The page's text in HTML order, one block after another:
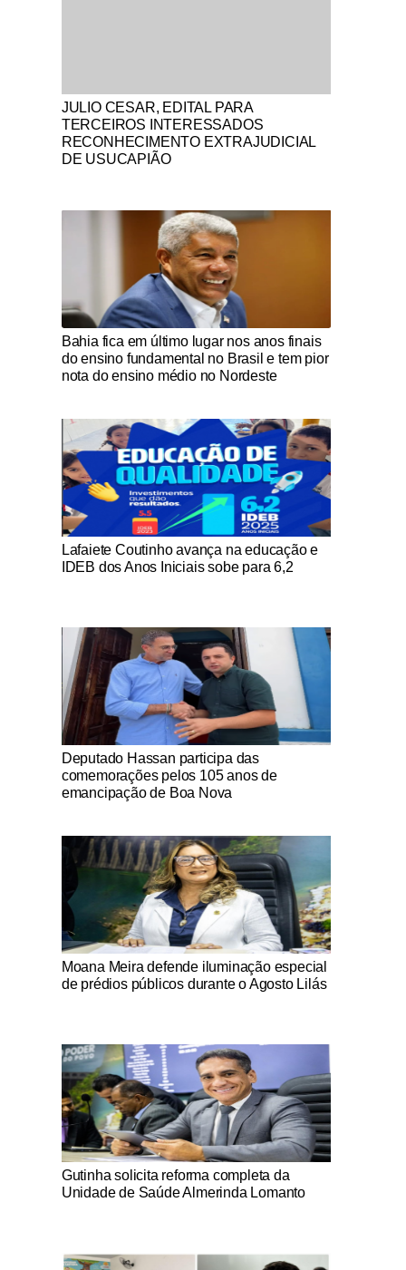
Notícias Católicas
JULIO CESAR, EDITAL PARA
TERCEIROS INTERESSADOS
RECONHECIMENTO EXTRAJUDICIAL
DE USUCAPIÃO
Notícias Católicas
Bahia fica em último lugar nos anos finais
do ensino fundamental no Brasil e tem pior
nota do ensino médio no Nordeste
Notícias Católicas
Lafaiete Coutinho avança na educação e
IDEB dos Anos Iniciais sobe para 6,2
Notícias Católicas
Deputado Hassan participa das
comemorações pelos 105 anos de
emancipação de Boa Nova
Notícias Católicas
Moana Meira defende iluminação especial
de prédios públicos durante o Agosto Lilás
Notícias Católicas
Gutinha solicita reforma completa da
Unidade de Saúde Almerinda Lomanto